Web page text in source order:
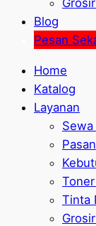
Blog
Pesan
Home
Katalog
Layanan
Tinta